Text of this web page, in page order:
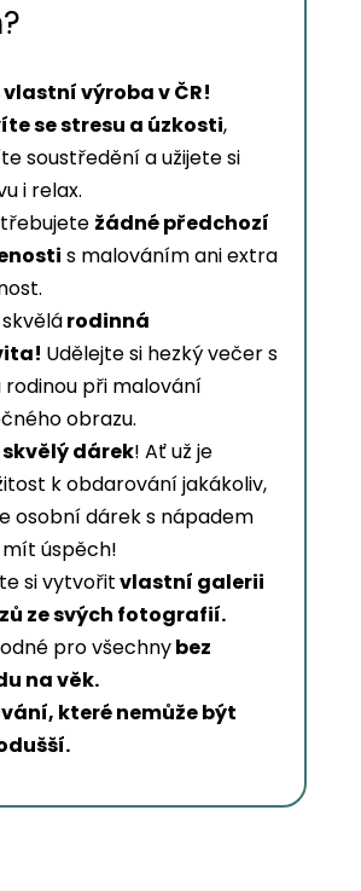
vlastní výroba v ČR!
se stresu a úzkosti,
soustředění a užijete si
i relax.
žádné předchozí
s malováním ani extra
rodinná
Udělejte si hezký večer s
rodinou při malování
obrazu.
skvělý dárek! Ať už je
k obdarování jakákoliv,
osobní dárek s nápadem
úspěch!
si vytvořitvlastní galerii
ze svých fotografií.
pro všechnybez
na věk.
které nemůže být